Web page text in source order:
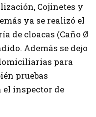
Cojinetes y
ya se realizó el
de cloacas (Caño Ø
Además se dejo
para
pruebas
inspector de